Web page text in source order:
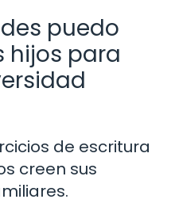
puedo
hijos para
de escritura
creen sus